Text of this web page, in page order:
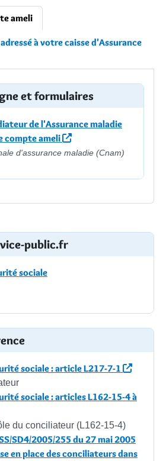
ameli
à votre caisse d'Assurance
et formulaires
de l'Assurance maladie
compte ameli
d'assurance maladie (Cnam)
public.fr
sociale
sociale : article L217-7-1
sociale : articles L162-15-4 à
du conciliateur (L162-15-4)
SD4/2005/255 du 27 mai 2005
en place des conciliateurs dans